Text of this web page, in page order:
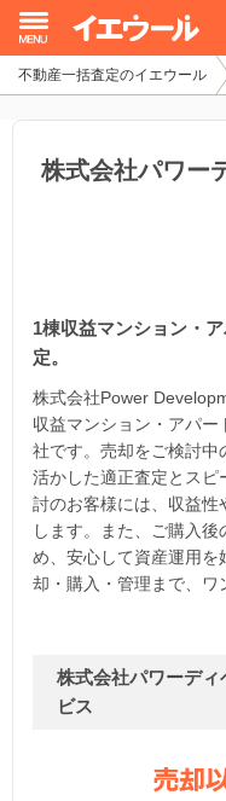
不動産一括査定のイエウール
株式会社パワー
1棟収益マンション・
定。
株式会社Power
収益マンション・アパ
社です。売却をご検討中
活かした適正査定とスピ
討のお客様には、収益性
します。また、ご購入
め、安心して資産運用を
却・購入・管理まで、ワ
株式会社パワーデ
ビス
イエウール加盟希望の
家査定シミュレーター
お問い合わせ